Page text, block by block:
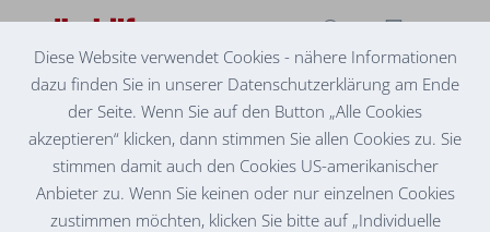
KINDERKRIPPE ST. JOHANN IN DER HAIDE
FAMILIENFEST
Summ, summ, summ – in der Kinderkrippe St.
Johann in der Haide wurde beim Familienfest
fleißig gefeiert!
Diese Website verwendet Cookies - nähere Informationen
dazu finden Sie in unserer Datenschutzerklärung am Ende
der Seite. Wenn Sie auf den Button „Alle Cookies
akzeptieren“ klicken, dann stimmen Sie allen Cookies zu. Sie
stimmen damit auch den Cookies US-amerikanischer
Anbieter zu. Wenn Sie keinen oder nur einzelnen Cookies
zustimmen möchten, klicken Sie bitte auf „Individuelle